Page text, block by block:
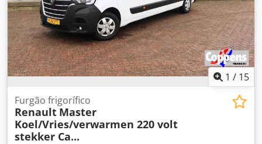
1 / 15
Furgão frigorífico
Renault Master
Koel/Vries/verwarmen 220 volt
stekker Ca...